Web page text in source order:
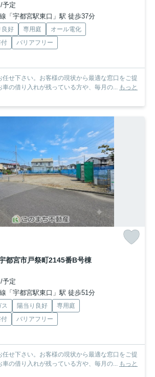
予定
「宇都宮駅東口」駅 徒歩37分
良好 専用庭
オール電化
バリアフリー
せ下さい。お客様の現状から最適な窓口をご提
の借り入れが残っている方や、毎月の...
もっと
都宮市戸祭町2145番B号棟
予定
「宇都宮駅東口」駅 徒歩51分
陽当り良好
専用庭
バリアフリー
せ下さい。お客様の現状から最適な窓口をご提
の借り入れが残っている方や、毎月の...
もっと